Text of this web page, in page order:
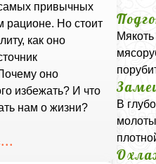
привычных
рационе. Но стоит
как оно
оно
избежать? И что
нам о жизни?
В